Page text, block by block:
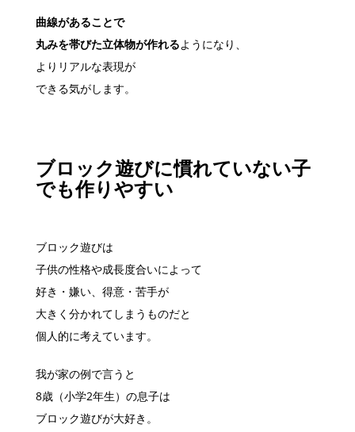
曲線があることで
丸みを帯びた立体物が作れるようになり、
よりリアルな表現が
できる気がします。
ブロック遊びに慣れていない子
でも作りやすい
ブロック遊びは
子供の性格や成長度合いによって
好き・嫌い、得意・苦手が
大きく分かれてしまうものだと
個人的に考えています。
我が家の例で言うと
8歳（小学2年生）の息子は
ブロック遊びが大好き。